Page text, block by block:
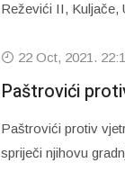
Reževići II, Kuljače,
22 Oct, 2021.
Paštrovići
Paštrovići protiv
spriječi njihovu